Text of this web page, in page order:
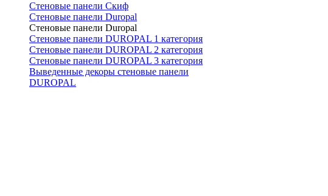
Стеновые панели Скиф
Стеновые панели Duropal
Стеновые панели Duropal
Стеновые панели DUROPAL 1 категория
Стеновые панели DUROPAL 2 категория
Стеновые панели DUROPAL 3 категория
Выведенные декоры стеновые панели
DUROPAL